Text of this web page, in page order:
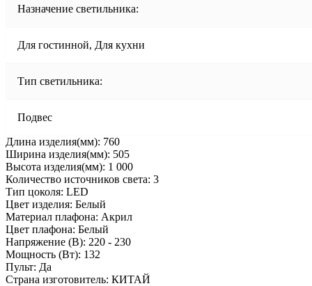
Назначение светильника:
Для гостинной, Для кухни
Тип светильника:
Подвес
Длина изделия(мм): 760
Ширина изделия(мм): 505
Высота изделия(мм): 1 000
Количество источников света: 3
Тип цоколя: LED
Цвет изделия: Белый
Материал плафона: Акрил
Цвет плафона: Белый
Напряжение (В): 220 - 230
Мощность (Вт): 132
Пульт: Да
Страна изготовитель: КИТАЙ